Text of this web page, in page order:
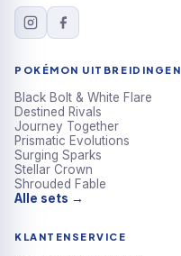
POKÉMON UITBREIDINGEN
Black Bolt & White Flare
Destined Rivals
Journey Together
Prismatic Evolutions
Surging Sparks
Stellar Crown
Shrouded Fable
Alle sets →
KLANTENSERVICE